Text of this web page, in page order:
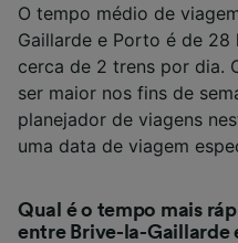
O tempo médio de
Gaillarde e Porto é de
cerca de 2 trens por dia.
ser maior nos fins de
planejador de viagens
uma data de viagem
Qual é o tempo mais
entre Brive-la-Gaillarde